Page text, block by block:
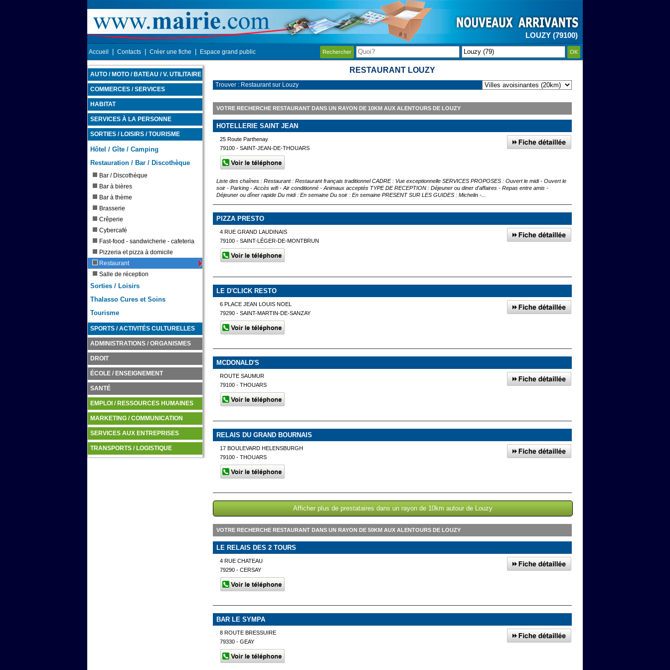
LOUZY (79100)
Accueil Contacts Créer une fiche Espace grand public Rechercher OK
AUTO / MOTO / BATEAU / V. UTILITAIRE
COMMERCES / SERVICES
HABITAT
SERVICES À LA PERSONNE
SORTIES / LOISIRS / TOURISME
Hôtel / Gîte / Camping
Restauration / Bar / Discothèque
Bar / Discothèque
Bar à bières
Bar à thème
Brasserie
Crêperie
Cybercafé
Fast-food - sandwicherie - cafeteria
Pizzeria et pizza à domicile
Restaurant
Salle de réception
Sorties / Loisirs
Thalasso Cures et Soins
Tourisme
SPORTS / ACTIVITÉS CULTURELLES
ADMINISTRATIONS / ORGANISMES
DROIT
ÉCOLE / ENSEIGNEMENT
SANTÉ
EMPLOI / RESSOURCES HUMAINES
MARKETING / COMMUNICATION
SERVICES AUX ENTREPRISES
TRANSPORTS / LOGISTIQUE
RESTAURANT LOUZY
Trouver : Restaurant sur Louzy
VOTRE RECHERCHE RESTAURANT DANS UN RAYON DE 10KM AUX ALENTOURS DE LOUZY
HOTELLERIE SAINT JEAN
25 Route Parthenay
79100 - SAINT-JEAN-DE-THOUARS
Liste des chaînes : Restaurant : Restaurant français traditionnel CADRE : Vue exceptionnelle SERVICES PROPOSES : Ouvert le midi - Ouvert le
soir - Parking - Accès wifi - Air conditionné - Animaux acceptés TYPE DE RECEPTION : Déjeuner ou diner d'affaires - Repas entre amis -
Déjeuner ou dîner rapide Du midi : En semaine Du soir : En semaine PRESENT SUR LES GUIDES : Michelin -...
PIZZA PRESTO
4 RUE GRAND LAUDINAIS
79100 - SAINT-LÉGER-DE-MONTBRUN
LE D'CLICK RESTO
6 PLACE JEAN LOUIS NOEL
79290 - SAINT-MARTIN-DE-SANZAY
MCDONALD'S
ROUTE SAUMUR
79100 - THOUARS
RELAIS DU GRAND BOURNAIS
17 BOULEVARD HELENSBURGH
79100 - THOUARS
Afficher plus de prestataires dans un rayon de 10km autour de Louzy
VOTRE RECHERCHE RESTAURANT DANS UN RAYON DE 50KM AUX ALENTOURS DE LOUZY
LE RELAIS DES 2 TOURS
4 RUE CHATEAU
79290 - CERSAY
BAR LE SYMPA
8 ROUTE BRESSUIRE
79330 - GEAY